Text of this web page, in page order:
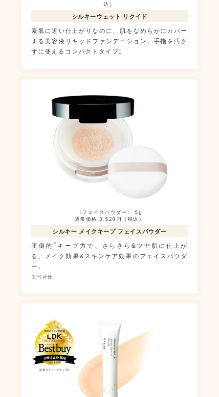
込）
シルキーウェット リクイド
素肌に近い仕上がりなのに、肌をなめらかにカバー
する美容液リキッドファンデーション。手指を汚さ
ずに使えるコンパクトタイプ。
〈フェイスパウダー〉 5g
通常価格 3,520円（税込）
シルキー メイクキープフェイスパウダー
圧倒的 ※
キープ力で、さらさら&ツヤ肌に仕上が
る。メイク効果&スキンケア効果のフェイスパウダ
ー。
※当社比